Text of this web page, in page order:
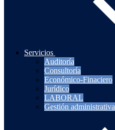
Servicios
Auditoría
Consultoría
Económico-Finaciero
Jurídico
LABORAL
Gestión administrativa